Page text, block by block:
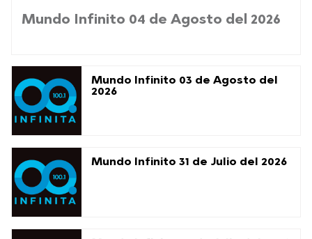
Mundo Infinito 04 de Agosto del 2026
Mundo Infinito 03 de Agosto del
2026
Mundo Infinito 31 de Julio del 2026